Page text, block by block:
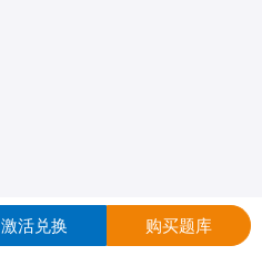
激活兑换 购买题库